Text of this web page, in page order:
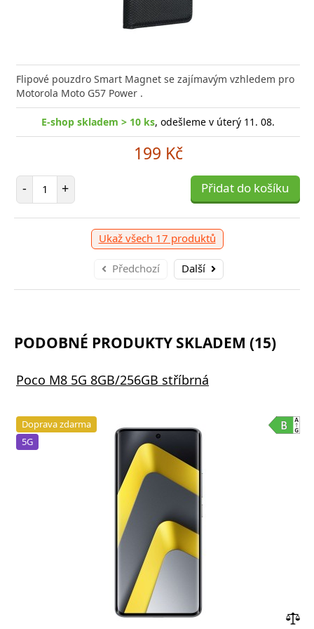
Flipové pouzdro Smart Magnet se zajímavým vzhledem pro
Motorola Moto G57 Power .
E-shop skladem > 10 ks, odešleme v úterý 11. 08.
199 Kč
- Počet položek
+ Přidat do košíku
Ukaž všech 17 produktů
Předchozí Další
si dokonalý zvuk a dlouhotrvající pohodlí s
sluchátky Xiaomi
Přidat do košíku
Niceboy WATCH 4 kombinují elegantní
pokročilými funkcemi
položek
+ Přidat do košíku -
PODOBNÉ PRODUKTY SKLADEM (15)
Poco M8 5G 8GB/256GB stříbrná
Doprava zdarma
5G